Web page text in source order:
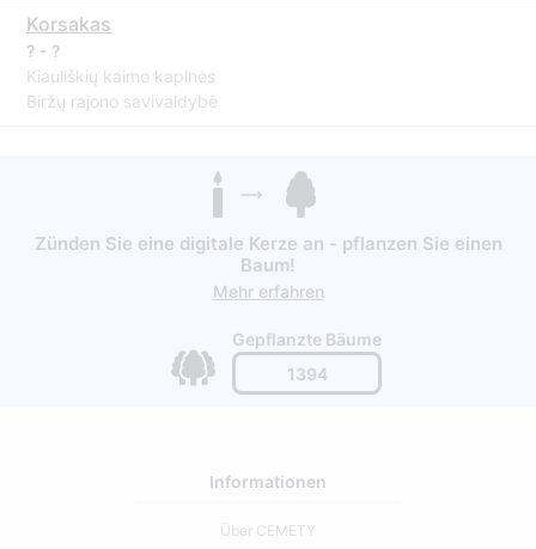
Korsakas
? - ?
Kiauliškių kaimo kapinės
Biržų rajono savivaldybė
Zünden Sie eine digitale Kerze an - pflanzen Sie einen
Baum!
Mehr erfahren
Gepflanzte Bäume
1394
Informationen
Über CEMETY